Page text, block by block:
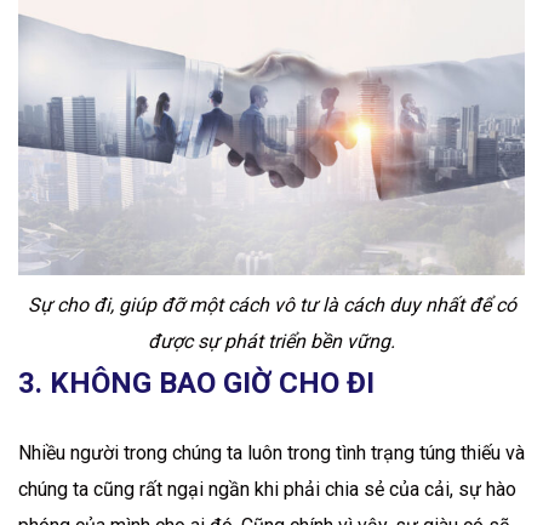
Sự cho đi, giúp đỡ một cách vô tư là cách duy nhất để có
được sự phát triển bền vững.
3. KHÔNG BAO GIỜ CHO ĐI
Nhiều người trong chúng ta luôn trong tình trạng túng thiếu và
chúng ta cũng rất ngại ngần khi phải chia sẻ của cải, sự hào